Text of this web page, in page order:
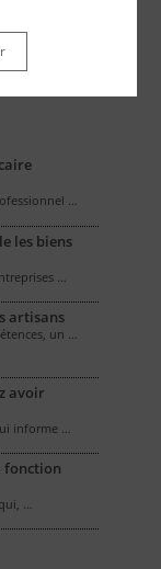
…
les biens
…
artisans
un …
avoir
informe …
fonction
…